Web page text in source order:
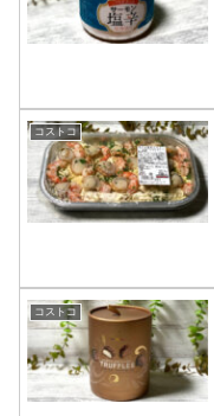
コストコ
コストコ